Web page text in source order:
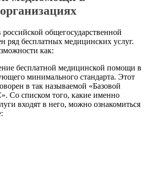
российской общегосударственной
бесплатных медицинских услуг.
как:
бесплатной медицинской помощи в
минимального стандарта. Этот
в так называемой «Базовой
Со списком того, какие именно
входят в него, можно ознакомиться